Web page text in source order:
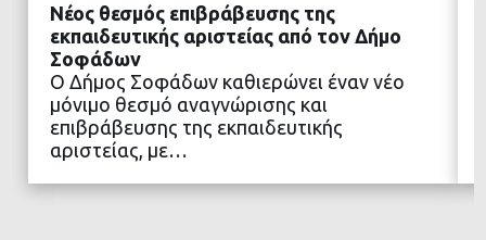
ΔΙΑΒΑΣΤΕ ΠΕΡΙΣΣΟΤΕΡΑ
Νέος θεσμός επιβράβευσης της
εκπαιδευτικής αριστείας από τον Δήμο
Σοφάδων
Ο Δήμος Σοφάδων καθιερώνει έναν νέο
μόνιμο θεσμό αναγνώρισης και
επιβράβευσης της εκπαιδευτικής
αριστείας, με…